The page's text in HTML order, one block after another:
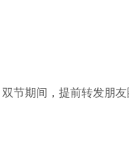
期间，提前转发朋友